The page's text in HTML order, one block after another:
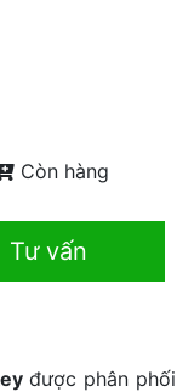
Còn hàng
Tư vấn
được phân phối